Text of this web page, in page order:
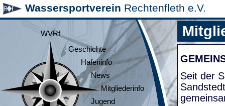
Wassersportverein Rechtenfleth e.V.
WVRf
Geschichte
Hafeninfo
News
Mitgliederinfo
Jugend
Seit der